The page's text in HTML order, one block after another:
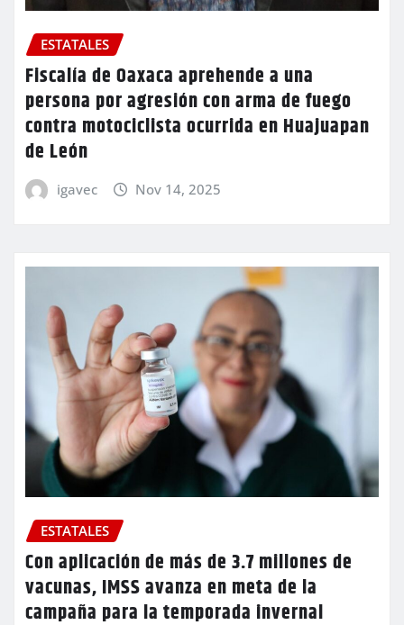
ESTATALES
Fiscalía de Oaxaca aprehende a una
persona por agresión con arma de fuego
contra motociclista ocurrida en Huajuapan
de León
igavec Nov 14, 2025
ESTATALES
Con aplicación de más de 3.7 millones de
vacunas, IMSS avanza en meta de la
campaña para la temporada invernal